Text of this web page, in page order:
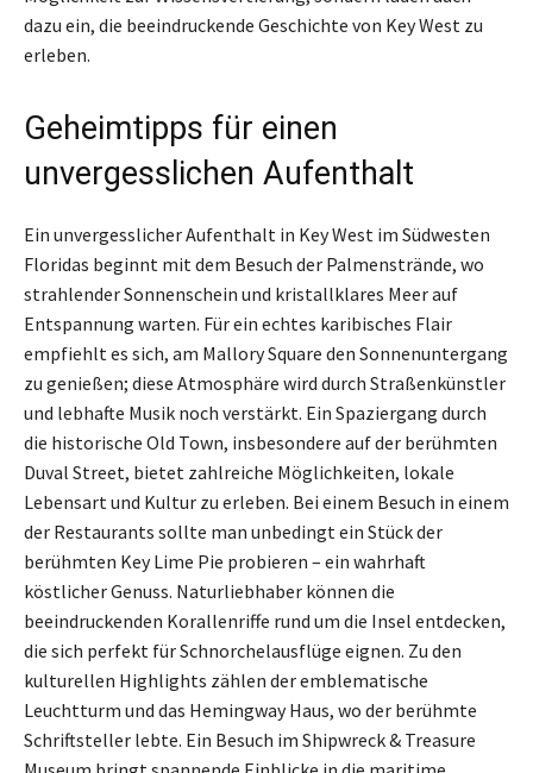
dazu ein, die beeindruckende Geschichte von Key West zu
erleben.
Geheimtipps für einen
unvergesslichen Aufenthalt
Ein unvergesslicher Aufenthalt in Key West im Südwesten
Floridas beginnt mit dem Besuch der Palmenstrände, wo
strahlender Sonnenschein und kristallklares Meer auf
Entspannung warten. Für ein echtes karibisches Flair
empfiehlt es sich, am Mallory Square den Sonnenuntergang
zu genießen; diese Atmosphäre wird durch Straßenkünstler
und lebhafte Musik noch verstärkt. Ein Spaziergang durch
die historische Old Town, insbesondere auf der berühmten
Duval Street, bietet zahlreiche Möglichkeiten, lokale
Lebensart und Kultur zu erleben. Bei einem Besuch in einem
der Restaurants sollte man unbedingt ein Stück der
berühmten Key Lime Pie probieren – ein wahrhaft
köstlicher Genuss. Naturliebhaber können die
beeindruckenden Korallenriffe rund um die Insel entdecken,
die sich perfekt für Schnorchelausflüge eignen. Zu den
kulturellen Highlights zählen der emblematische
Leuchtturm und das Hemingway Haus, wo der berühmte
Schriftsteller lebte. Ein Besuch im Shipwreck & Treasure